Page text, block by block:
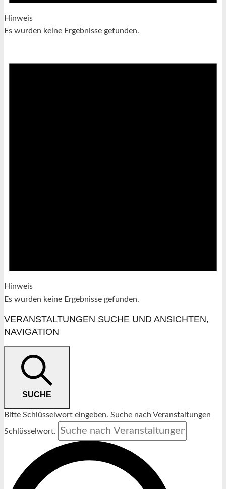
Hinweis
Es wurden keine Ergebnisse gefunden.
Hinweis
Es wurden keine Ergebnisse gefunden.
VERANSTALTUNGEN SUCHE UND ANSICHTEN,
NAVIGATION
SUCHE
Bitte Schlüsselwort eingeben. Suche nach Veranstaltungen
Schlüsselwort.